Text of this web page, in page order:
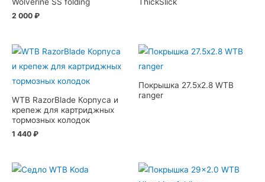
2 000 ₽
WTB RazorBlade Корпуса и
крепеж для картриджных
тормозных колодок
1 440 ₽
Покрышка 27.5х2.8 WTB
ranger